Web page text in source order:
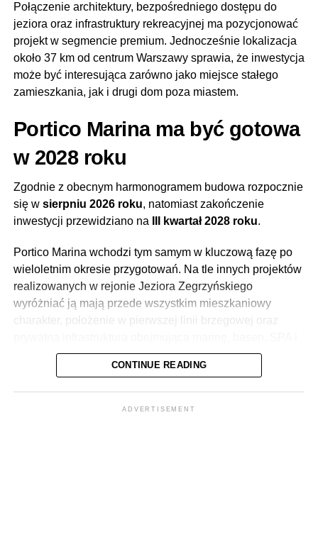
Połączenie architektury, bezpośredniego dostępu do
jeziora oraz infrastruktury rekreacyjnej ma pozycjonować
projekt w segmencie premium. Jednocześnie lokalizacja
około 37 km od centrum Warszawy sprawia, że inwestycja
może być interesująca zarówno jako miejsce stałego
zamieszkania, jak i drugi dom poza miastem.
Portico Marina ma być gotowa
w 2028 roku
Zgodnie z obecnym harmonogramem budowa rozpocznie
się w sierpniu 2026 roku, natomiast zakończenie
inwestycji przewidziano na
III kwartał 2028 roku.
Portico Marina wchodzi tym samym w kluczową fazę po
wieloletnim okresie przygotowań. Na tle innych projektów
realizowanych w rejonie Jeziora Zegrzyńskiego
wyróżniać ją mają przede wszystkim mieszkaniowy
charakter, położenie w pierwszej linii brzegowej oraz
strefę fitness.
CONTINUE READING
ADVERTISEMENT